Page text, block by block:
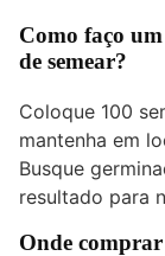
Como faço
de semear?
Coloque 100
mantenha em
Busque
resultado para
Onde comprar